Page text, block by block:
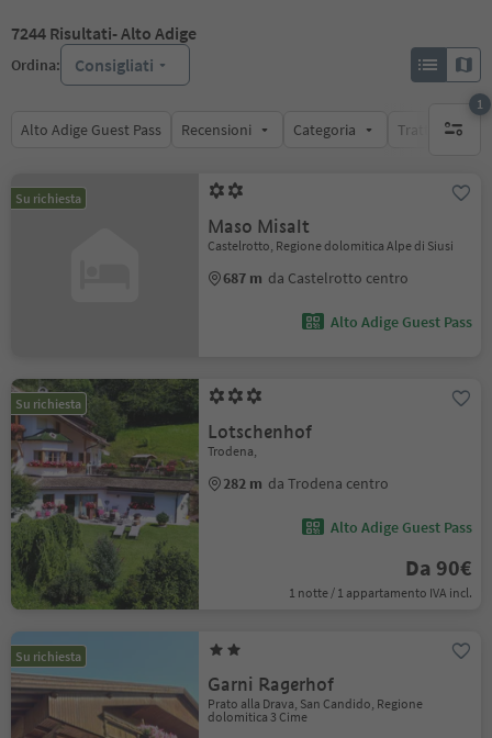
7244 Risultati- Alto Adige
Ordina: Consigliati
Alto Adige Guest Pass Recensioni Categoria Trattamento
1
1 filtro
Su richiesta
Maso Misalt
Castelrotto, Regione dolomitica Alpe di Siusi
687 m da Castelrotto centro
Alto Adige Guest Pass
Su richiesta
Lotschenhof
Trodena,
282 m da Trodena centro
Alto Adige Guest Pass
Da 90€
1 notte / 1 appartamento IVA incl.
Su richiesta
Garni Ragerhof
Prato alla Drava, San Candido, Regione
dolomitica 3 Cime